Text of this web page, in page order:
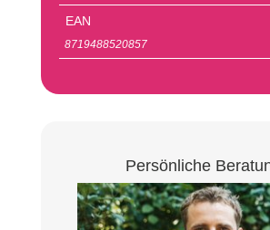
EAN
8719488520857
Persönliche